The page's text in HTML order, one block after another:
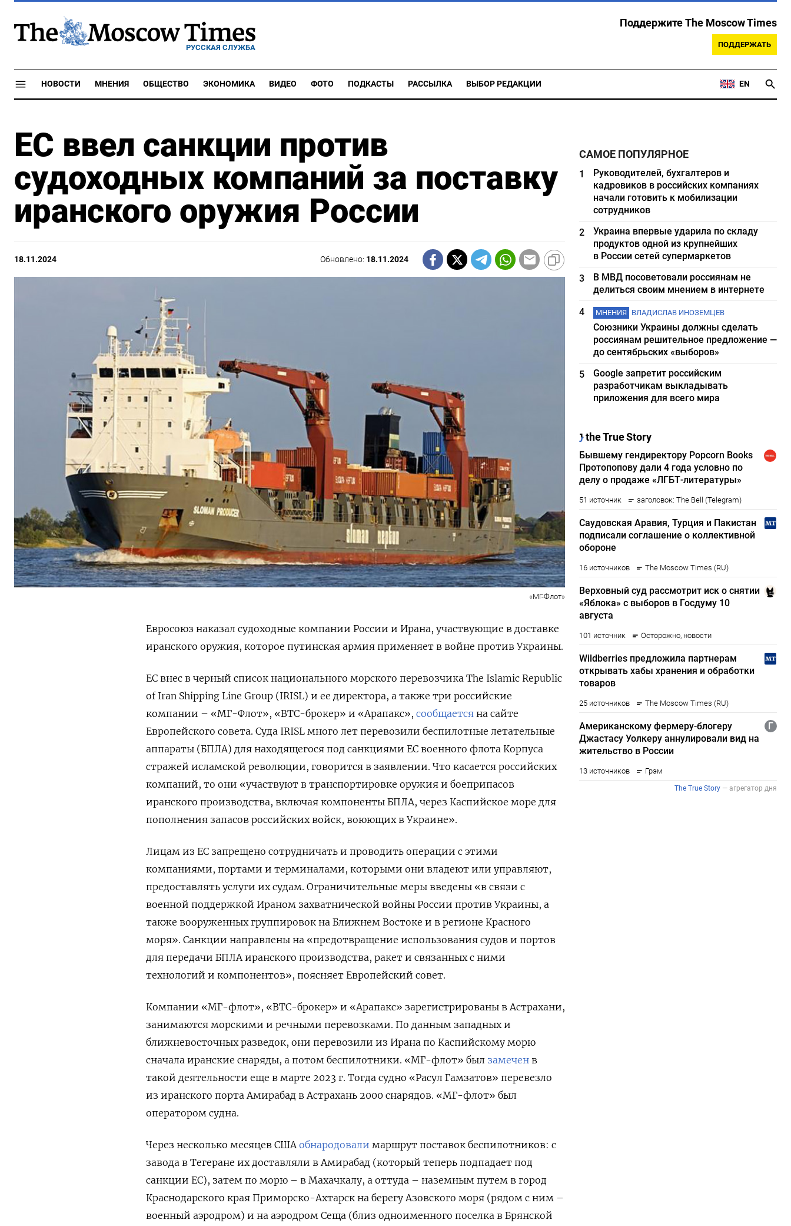
РУССКАЯ СЛУЖБА
Поддержите The Moscow Times
ПОДДЕРЖАТЬ
НОВОСТИ МНЕНИЯ ОБЩЕСТВО ЭКОНОМИКА ВИДЕО ФОТО ПОДКАСТЫ РАССЫЛКА ВЫБОР РЕДАКЦИИ EN
ЕС ввел санкции против
судоходных компаний за поставку
иранского оружия России
18.11.2024 Обновлено: 18.11.2024
«МГ-Флот»
Евросоюз наказал судоходные компании России и Ирана, участвующие в доставке
иранского оружия, которое путинская армия применяет в войне против Украины.
ЕС внес в черный список национального морского перевозчика The Islamic Republic
of Iran Shipping Line Group (IRISL) и ее директора, а также три российские
компании – «МГ-Флот», «ВТС-брокер» и «Арапакс», сообщается на сайте
Европейского совета. Суда IRISL много лет перевозили беспилотные летательные
аппараты (БПЛА) для находящегося под санкциями ЕС военного флота Корпуса
стражей исламской революции, говорится в заявлении. Что касается российских
компаний, то они «участвуют в транспортировке оружия и боеприпасов
иранского производства, включая компоненты БПЛА, через Каспийское море для
пополнения запасов российских войск, воюющих в Украине».
Лицам из ЕС запрещено сотрудничать и проводить операции с этими
компаниями, портами и терминалами, которыми они владеют или управляют,
предоставлять услуги их судам. Ограничительные меры введены «в связи с
военной поддержкой Ираном захватнической войны России против Украины, а
также вооруженных группировок на Ближнем Востоке и в регионе Красного
моря». Санкции направлены на «предотвращение использования судов и портов
для передачи БПЛА иранского производства, ракет и связанных с ними
технологий и компонентов», поясняет Европейский совет.
Компании «МГ-флот», «ВТС-брокер» и «Арапакс» зарегистрированы в Астрахани,
занимаются морскими и речными перевозками. По данным западных и
ближневосточных разведок, они перевозили из Ирана по Каспийскому морю
сначала иранские снаряды, а потом беспилотники. «МГ-флот» был замечен в
такой деятельности еще в марте 2023 г. Тогда судно «Расул Гамзатов» перевезло
из иранского порта Амирабад в Астрахань 2000 снарядов. «МГ-флот» был
оператором судна.
Через несколько месяцев США обнародовали маршрут поставок беспилотников: с
завода в Тегеране их доставляли в Амирабад (который теперь подпадает под
санкции ЕС), затем по морю – в Махачкалу, а оттуда – наземным путем в город
Краснодарского края Приморско-Ахтарск на берегу Азовского моря (рядом с ним –
военный аэродром) и на аэродром Сеща (близ одноименного поселка в Брянской
САМОЕ ПОПУЛЯРНОЕ
1
Руководителей, бухгалтеров и
кадровиков в российских компаниях
начали готовить к мобилизации
сотрудников
2
Украина впервые ударила по складу
продуктов одной из крупнейших
в России сетей супермаркетов
3
В МВД посоветовали россиянам не
делиться своим мнением в интернете
4
МНЕНИЯ ВЛАДИСЛАВ ИНОЗЕМЦЕВ
Союзники Украины должны сделать
россиянам решительное предложение —
до сентябрьских «выборов»
5
Google запретит российским
разработчикам выкладывать
приложения для всего мира